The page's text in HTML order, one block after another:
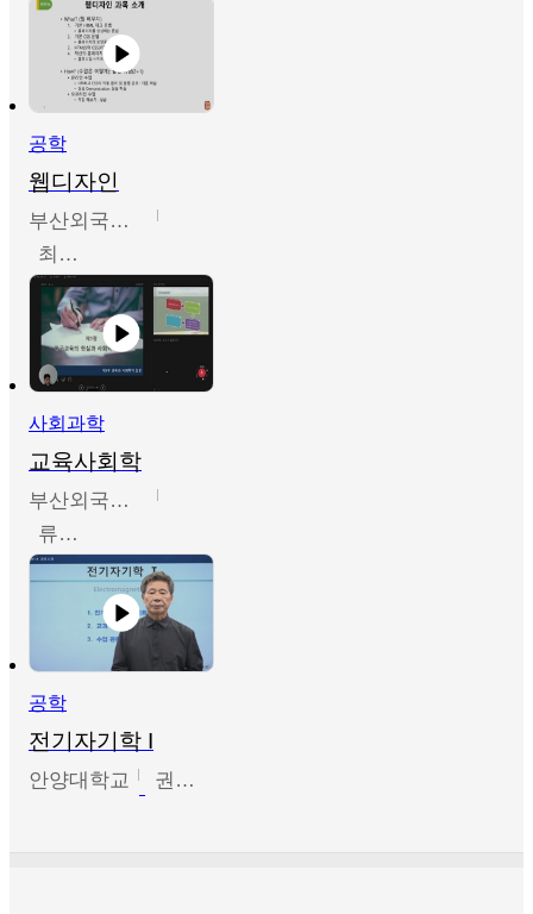
공학
웹디자인
부산외국어대학교
최진오
사회과학
교육사회학
부산외국어대학교
류영철
공학
전기자기학 I
안양대학교 권원현